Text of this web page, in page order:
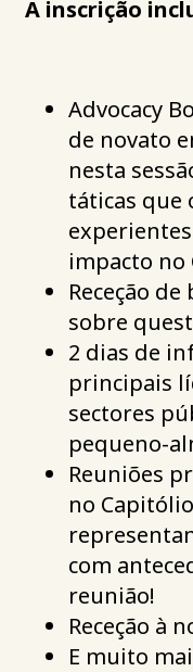
A inscrição
Advocacy
de novato
nesta
táticas que
impacto no
Receção
sobre
2 dias de
principais
sectores
pequeno-
Reuniões
no
com
reunião!
Receção à
E muito